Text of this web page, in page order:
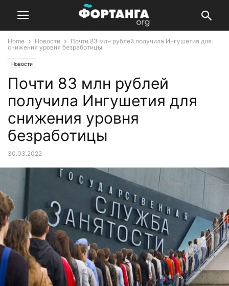
Home Новости
Почти 83 млн рублей получила Ингушетия для
снижения уровня безработицы
Новости
Почти 83 млн рублей
получила Ингушетия для
снижения уровня
безработицы
30.03.2022